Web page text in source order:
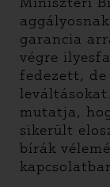
garancia
végre
fedezett,
mutatja,
sikerült
bírák